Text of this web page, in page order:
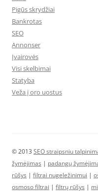
Pigūs skrydžiai
Bankrotas
SEO
Annonser
Įvairovės
Visi skelbimai
Statyba
Veža į oro uostus
© 2013 SEO straipsniu
žymėjimas | padangų
rūšys | filtrai nugeležinimui |
osmoso filtrai | filtrų rūšys |